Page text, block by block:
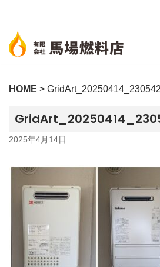
ン
テ
ン
へ
キ
ッ
HOME >
2025年4月14日